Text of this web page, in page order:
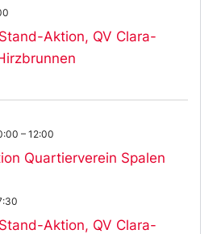
Aktion, QV Clara-
Quartierverein Spalen
– 12:00
Aktion, QV Clara-